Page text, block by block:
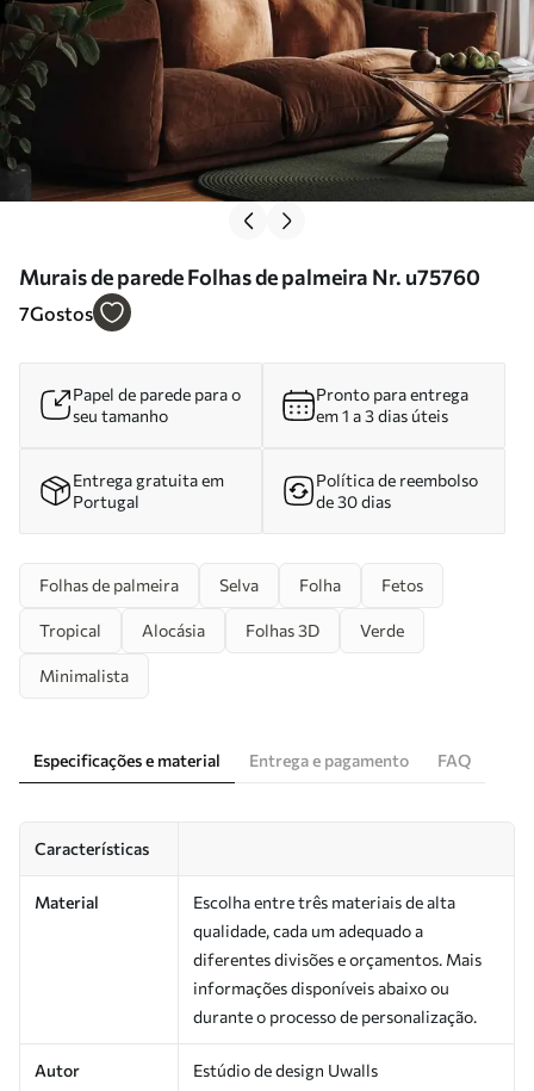
Murais de parede Folhas de palmeira Nr. u75760
7Gostos
Papel de parede para o
seu tamanho
Pronto para entrega
em 1 a 3 dias úteis
Entrega gratuita em
Portugal
Política de reembolso
de 30 dias
Folhas de palmeira Selva Folha Fetos
Tropical Alocásia Folhas 3D Verde
Minimalista
Especificações e material Entrega e pagamento FAQ
Características
Material
Escolha entre três materiais de alta
qualidade, cada um adequado a
diferentes divisões e orçamentos. Mais
informações disponíveis abaixo ou
durante o processo de personalização.
Autor Estúdio de design Uwalls